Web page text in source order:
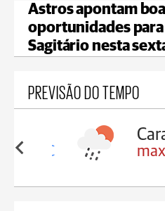
Astros apontam
oportunidades para
Sagitário nesta
PREVISÃO DO TEMPO
18°C max